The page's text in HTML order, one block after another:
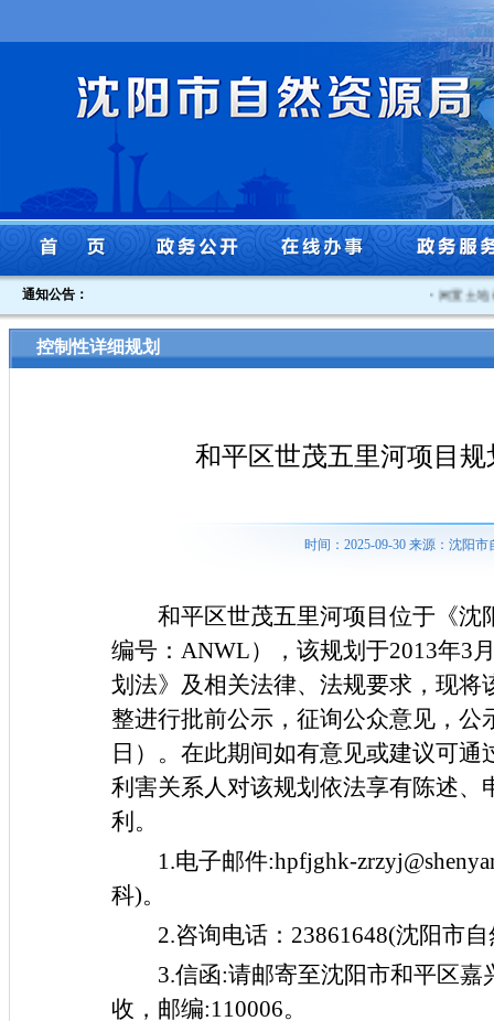
通知公告： 闲置土地认
控制性详细规划
和平区世茂五里河项目
时间：2025-09-30 来源：沈阳
和平区世茂五里河项目位于《沈
编号： ANWL），该规划于2013年3
划法》及相关法律、法规要求，现将
整进行批前公示，征询公众意见，公
日）。在此期间如有意见或建议可
利害关系人对该规划依法享有陈述
利。
1.电子邮件:hpfjghk-
科)。
2.咨询电话：23861648(沈阳市
3.信函:请邮寄至沈阳市和平区
收，邮编:110006。